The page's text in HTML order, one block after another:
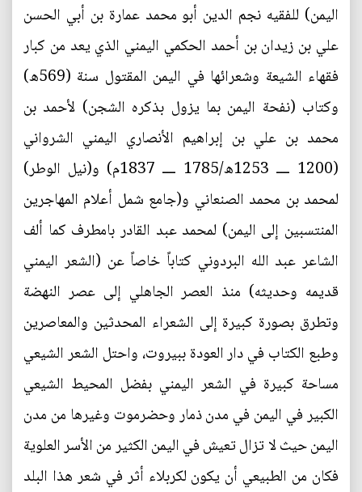
اليمن) للفقيه نجم الدين أبو محمد عمارة بن أبي الحسن
علي بن زيدان بن أحمد الحكمي اليمني الذي يعد من كبار
فقهاء الشيعة وشعرائها في اليمن المقتول سنة (569ه)
وكتاب (نفحة اليمن بما يزول بذكره الشجن) لأحمد بن
محمد بن علي بن إبراهيم الأنصاري اليمني الشرواني
(1200 ــــ 1253ه/1785 ــــ 1837م) و(نيل الوطر)
لمحمد بن محمد الصنعاني و(جامع شمل أعلام المهاجرين
المنتسبين إلى اليمن) لمحمد عبد القادر بامطرف كما ألف
الشاعر عبد الله البردوني كتاباً خاصاً عن (الشعر اليمني
قديمه وحديثه) منذ العصر الجاهلي إلى عصر النهضة
وتطرق بصورة كبيرة إلى الشعراء المحدثين والمعاصرين
وطبع الكتاب في دار العودة ببيروت، واحتل الشعر الشيعي
مساحة كبيرة في الشعر اليمني بفضل المحيط الشيعي
الكبير في اليمن في مدن ذمار وحضرموت وغيرها من مدن
اليمن حيث لا تزال تعيش في اليمن الكثير من الأسر العلوية
فكان من الطبيعي أن يكون لكربلاء أثر في شعر هذا البلد